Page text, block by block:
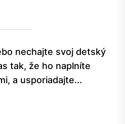
nechajte svoj detský
tak, že ho naplníte
a usporiadajte...